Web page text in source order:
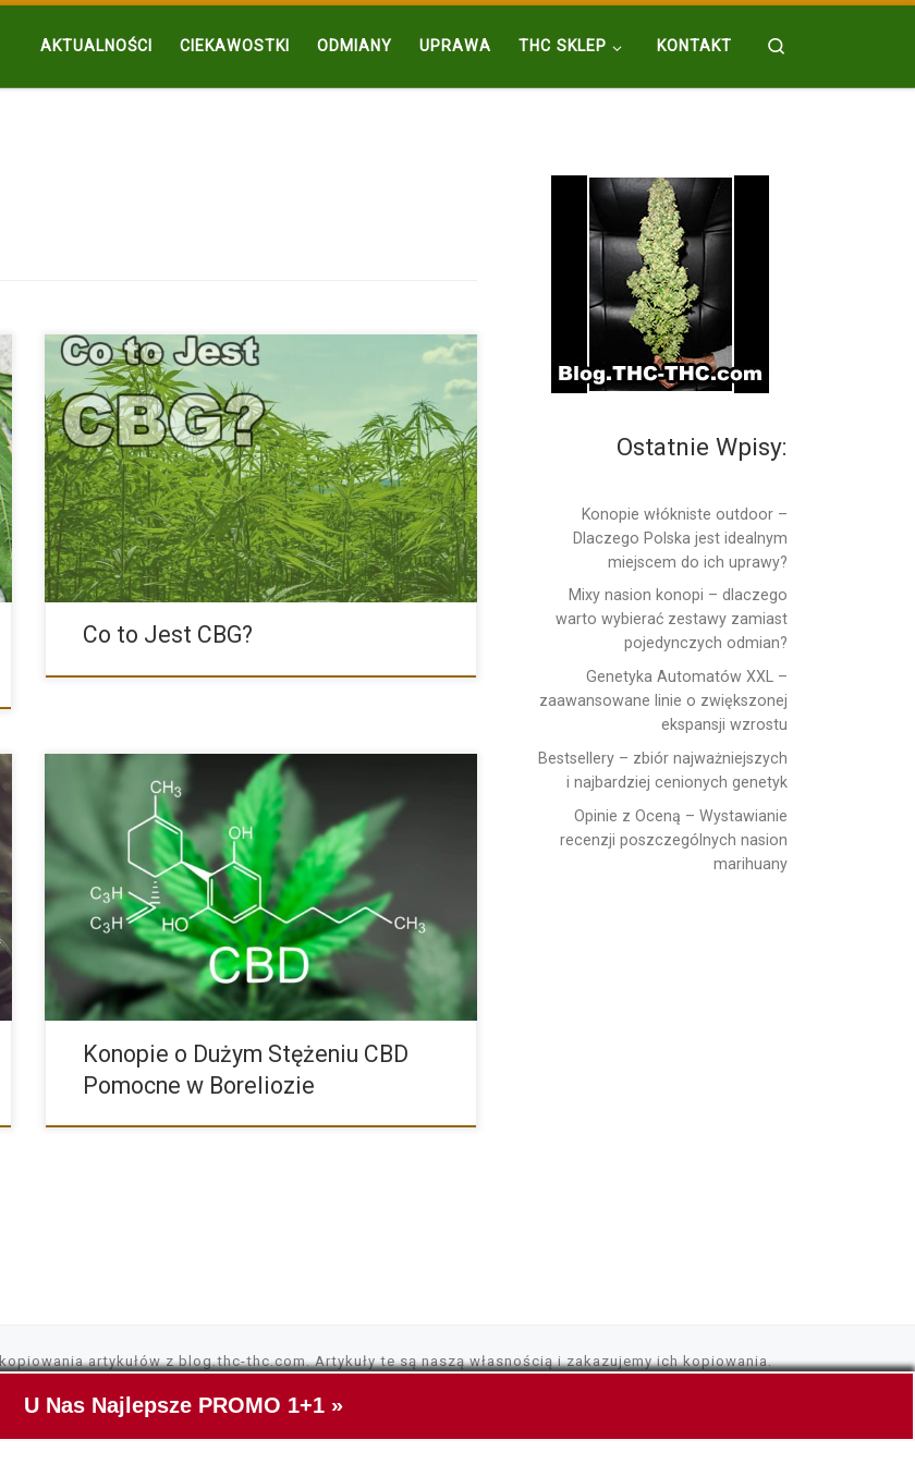
AKTUALNOŚCI CIEKAWOSTKI ODMIANY UPRAWA THC SKLEP KONTAKT
CBG Oraz Efekty Jego Stosowania Kannabigerol, zwany CBG
jest mniej […]
Co to Jest CBG?
Medyczna marihuana zyskuje coraz większe uznanie, dzięki
korzystnemu wpływowi w […]
Konopie o Dużym Stężeniu CBD
Pomocne w Boreliozie
Ostatnie Wpisy:
Konopie włókniste outdoor –
Dlaczego Polska jest idealnym
miejscem do ich uprawy?
Mixy nasion konopi – dlaczego
warto wybierać zestawy zamiast
pojedynczych odmian?
Genetyka Automatów XXL –
zaawansowane linie o zwiększonej
ekspansji wzrostu
Bestsellery – zbiór najważniejszych
i najbardziej cenionych genetyk
Opinie z Oceną – Wystawianie
recenzji poszczególnych nasion
marihuany
artykułów z blog.thc-thc.com. Artykuły te są naszą własnością i zakazujemy ich kopiowania.
U Nas Najlepsze PROMO 1+1 »